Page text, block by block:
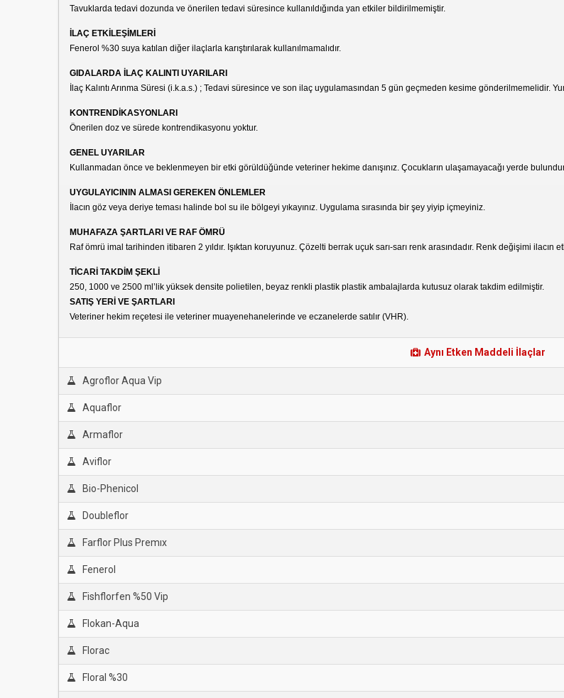
Tavuklarda tedavi dozunda ve önerilen tedavi süresince kullanıldığında yan etkiler bildirilmemiştir.
İLAÇ ETKİLEŞİMLERİ
Fenerol %30 suya katılan diğer ilaçlarla karıştırılarak kullanılmamalıdır.
GIDALARDA İLAÇ KALINTI UYARILARI
İlaç Kalıntı Arınma Süresi (i.k.a.s.) ; Tedavi süresince ve son ilaç uygulamasından 5 gün geçmeden kesime gönderilmemelidir.
KONTRENDİKASYONLARI
Önerilen doz ve sürede kontrendikasyonu yoktur.
GENEL UYARILAR
Kullanmadan önce ve beklenmeyen bir etki görüldüğünde veteriner hekime danışınız. Çocukların ulaşamayacağı yerde
UYGULAYICININ ALMASI GEREKEN ÖNLEMLER
İlacın göz veya deriye teması halinde bol su ile bölgeyi yıkayınız. Uygulama sırasında bir şey yiyip içmeyiniz.
MUHAFAZA ŞARTLARI VE RAF ÖMRÜ
Raf ömrü imal tarihinden itibaren 2 yıldır. Işıktan koruyunuz. Çözelti berrak uçuk sarı-sarı renk arasındadır. Renk değişimi ilacın
TİCARİ TAKDİM ŞEKLİ
250, 1000 ve 2500 ml’lik yüksek densite polietilen, beyaz renkli plastik plastik ambalajlarda kutusuz olarak takdim edilmiştir.
SATIŞ YERİ VE ŞARTLARI
Veteriner hekim reçetesi ile veteriner muayenehanelerinde ve eczanelerde satılır (VHR).
Aynı Etken Maddeli İlaçlar
Agroflor Aqua Vip
Aquaflor
Armaflor
Aviflor
Bio-Phenicol
Doubleflor
Farflor Plus Premıx
Fenerol
Fishflorfen %50 Vip
Flokan-Aqua
Florac
Floral %30